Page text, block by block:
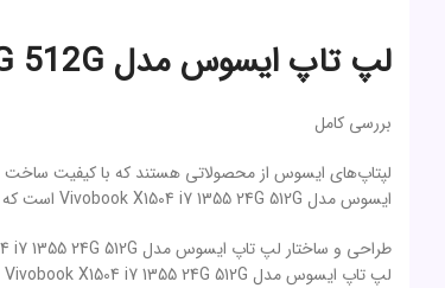
لپ تاپ ایسوس مدل Vivobook X1504 i7 1355 24G 512G
بررسی کامل
لپتاپ‌های ایسوس از محصولاتی هستند که با کیفیت ساخت
ایسوس مدل Vivobook X1504 i7 1355 24G 512G است که با قدرت پردازش بالا، حافظه وسیع و طراحی زیبا، توجه بسیاری را به خود جلب کرده است. در این بررسی، به بررسی دقیق و جامع این لپتاپ خواهیم پرداخت.
طراحی و ساختار لپ تاپ ایسوس مدل Vivobook X1504 i7 1355 24G 512G: